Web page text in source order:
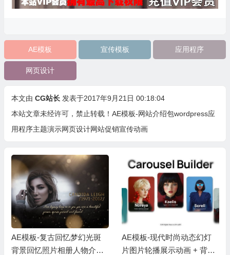
AE模板 宣传模板 应用程序
网页设计
本文由 CG站长 发表于2017年9月21日 00:18:04
本站文章未经许可，禁止转载！ AE模板-网站介绍包wordpress应
用程序主题演示网页设计网站促销宣传动画
AE模板-复古回忆梦幻光斑
背景回忆照片相册人物介绍
AE模板-现代时尚动态幻灯
片图片轮播展示动画 + 背景